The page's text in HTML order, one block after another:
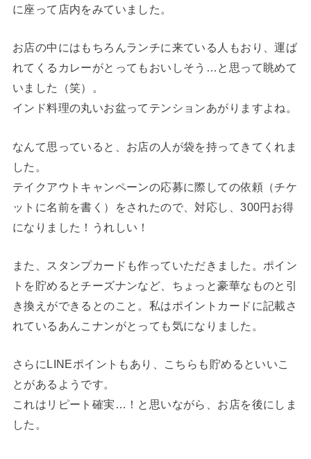
に座って店内をみていました。
お店の中にはもちろんランチに来ている人もおり、運ば
れてくるカレーがとってもおいしそう…と思って眺めて
いました（笑）。
インド料理の丸いお盆ってテンションあがりますよね。
なんて思っていると、お店の人が袋を持ってきてくれま
した。
テイクアウトキャンペーンの応募に際しての依頼（チケ
ットに名前を書く）をされたので、対応し、300円お得
になりました！うれしい！
また、スタンプカードも作っていただきました。ポイン
トを貯めるとチーズナンなど、ちょっと豪華なものと引
き換えができるとのこと。私はポイントカードに記載さ
れているあんこナンがとっても気になりました。
さらにLINEポイントもあり、こちらも貯めるといいこ
とがあるようです。
これはリピート確実…！と思いながら、お店を後にしま
した。